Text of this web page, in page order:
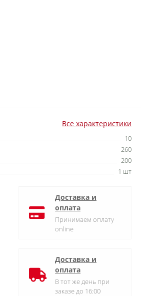
Все характеристики
10
260
200
1 шт
Доставка и
оплата
Принимаем оплату
online
Доставка и
оплата
В тот же день при
заказе до 16:00